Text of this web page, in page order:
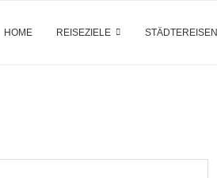
HOME REISEZIELE STÄDTEREISEN